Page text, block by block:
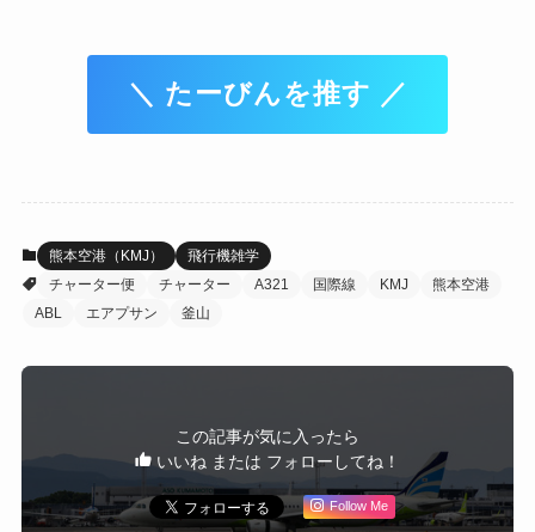
＼ たーびんを推す ／
熊本空港（KMJ）
飛行機雑学
チャーター便
チャーター A321 国際線 KMJ
熊本空港
ABL
エアプサン 釜山
この記事が気に入ったら
いいね または フォローしてね！
Follow Me